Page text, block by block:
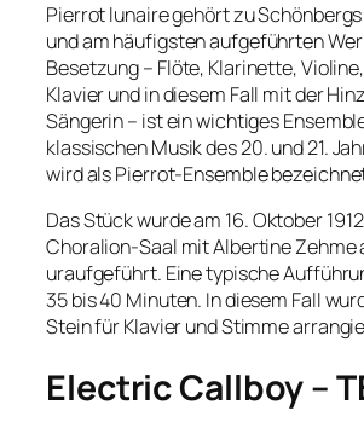
Pierrot lunaire gehört zu
und am häufigsten aufgeführten
Besetzung – Flöte, Klarinette,
Klavier und in diesem Fall mit der
Sängerin – ist ein wichtiges
klassischen Musik des 20. und 21.
wird als Pierrot-Ensemble
Das Stück wurde am 16. Oktober
Choralion-Saal mit Albertine Zehme
uraufgeführt. Eine typische
35 bis 40 Minuten. In diesem Fall
Stein für Klavier und Stimme
Electric Callboy –